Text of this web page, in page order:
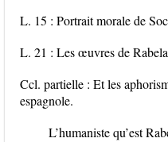
L. 15 : Portrait morale de
L. 21 : Les œuvres de
Ccl. partielle : Et les
espagnole.
L’humaniste qu’est